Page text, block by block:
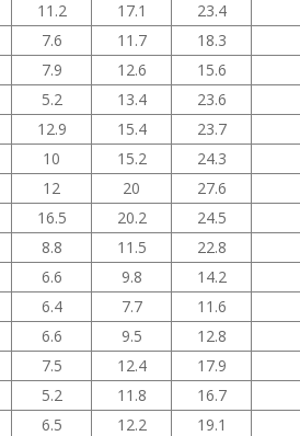
11.2 17.1
23.4
7.6 11.7
18.3
7.9 12.6
15.6
5.2 13.4
23.6
12.9 15.4
23.7
10 15.2
24.3
12 20
27.6
16.5 20.2
24.5
8.8 11.5
22.8
6.6 9.8
14.2
6.4 7.7
11.6
6.6 9.5
12.8
7.5 12.4
17.9
5.2 11.8
16.7
6.5 12.2
19.1